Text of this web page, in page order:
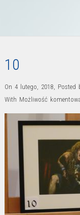
10
On 4 lutego, 2018, Posted
With Możliwość